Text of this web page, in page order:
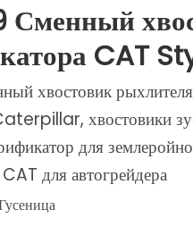
Сменный
CAT
хвостовик
хвостовики
для
для автогрейдера